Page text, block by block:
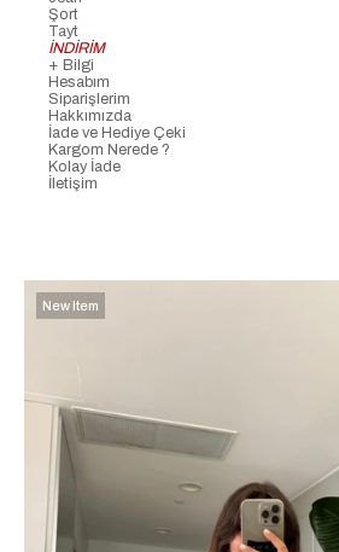
Şort
Tayt
İNDİRİM
+ Bilgi
Hesabım
Siparişlerim
Hakkımızda
İade ve Hediye Çeki
Kargom Nerede ?
Kolay İade
İletişim
New Item